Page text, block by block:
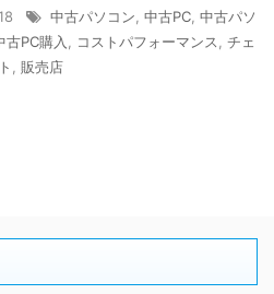
中古パソコン 中古PC 中古パソ
古PC購入 コストパフォーマンス
チェ
販売店